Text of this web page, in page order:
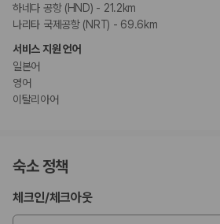
하네다 공항 (HND) - 21.2km
나리타 국제공항 (NRT) - 69.6km
서비스 지원 언어
일본어
영어
이탈리아어
숙소 정책
체크인/체크아웃